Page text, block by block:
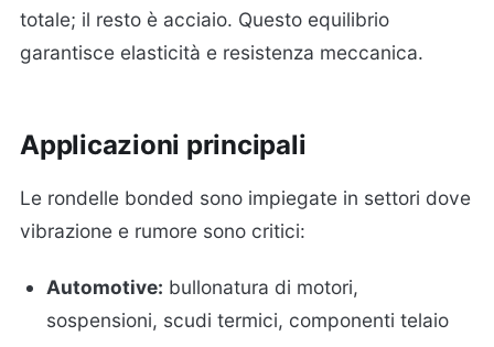
totale; il resto è acciaio. Questo equilibrio
garantisce elasticità e resistenza meccanica.
Applicazioni principali
Le rondelle bonded sono impiegate in settori dove
vibrazione e rumore sono critici:
Automotive: bullonatura di motori,
sospensioni, scudi termici, componenti telaio